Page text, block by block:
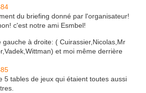
du briefing donné par l'organisateur!
c'est notre ami Esmbel!
gauche à droite: ( Cuirassier,Nicolas,Mr
et moi même derrière
5 tables de jeux qui étaient toutes aussi